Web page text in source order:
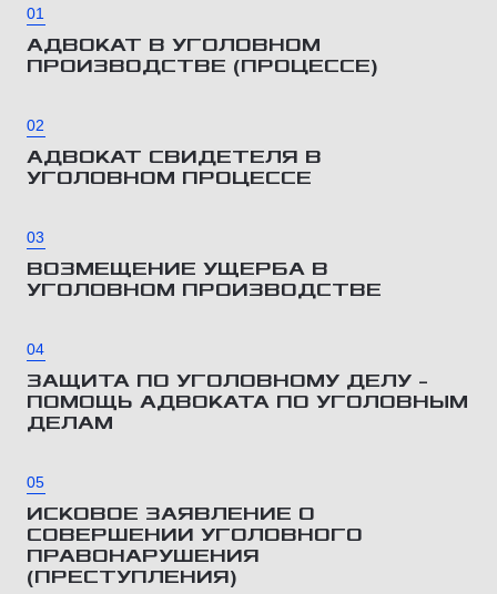
01
АДВОКАТ В УГОЛОВНОМ
ПРОИЗВОДСТВЕ (ПРОЦЕССЕ)
02
АДВОКАТ СВИДЕТЕЛЯ В
УГОЛОВНОМ ПРОЦЕССЕ
03
ВОЗМЕЩЕНИЕ УЩЕРБА В
УГОЛОВНОМ ПРОИЗВОДСТВЕ
04
ЗАЩИТА ПО УГОЛОВНОМУ ДЕЛУ –
ПОМОЩЬ АДВОКАТА ПО УГОЛОВНЫМ
ДЕЛАМ
05
ИСКОВОЕ ЗАЯВЛЕНИЕ О
СОВЕРШЕНИИ УГОЛОВНОГО
ПРАВОНАРУШЕНИЯ
(ПРЕСТУПЛЕНИЯ)